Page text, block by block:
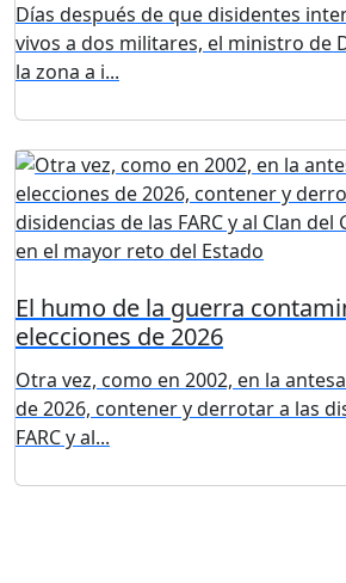
Días después de que disidentes
vivos a dos militares, el ministro de
la zona a i...
El humo de la guerra
elecciones de 2026
Otra vez, como en 2002, en la
de 2026, contener y derrotar a las
FARC y al...